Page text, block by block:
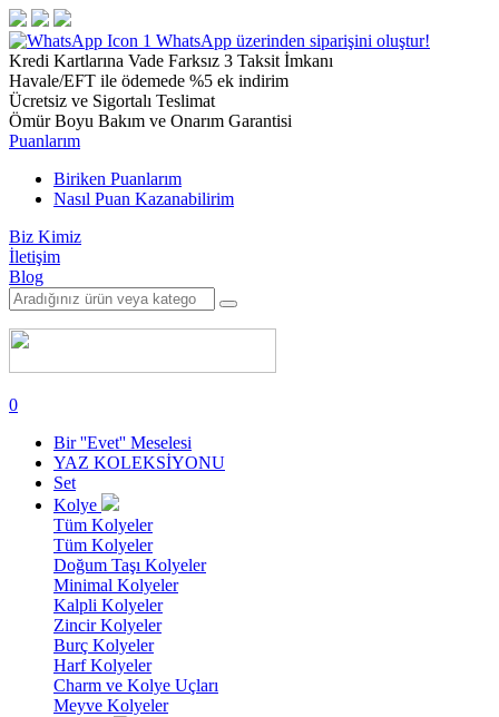
1 WhatsApp üzerinden siparişini oluştur!
Kredi Kartlarına Vade Farksız 3 Taksit İmkanı
Havale/EFT ile ödemede %5 ek indirim
Ücretsiz ve Sigortalı Teslimat
Ömür Boyu Bakım ve Onarım Garantisi
Puanlarım
Biriken Puanlarım
Nasıl Puan Kazanabilirim
Biz Kimiz
İletişim
Blog
0
Bir ''Evet'' Meselesi
YAZ KOLEKSİYONU
Set
Kolye
Tüm Kolyeler
Tüm Kolyeler
Doğum Taşı Kolyeler
Minimal Kolyeler
Kalpli Kolyeler
Zincir Kolyeler
Burç Kolyeler
Harf Kolyeler
Charm ve Kolye Uçları
Meyve Kolyeler